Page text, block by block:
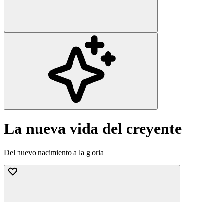
La nueva vida del creyente
Del nuevo nacimiento a la gloria